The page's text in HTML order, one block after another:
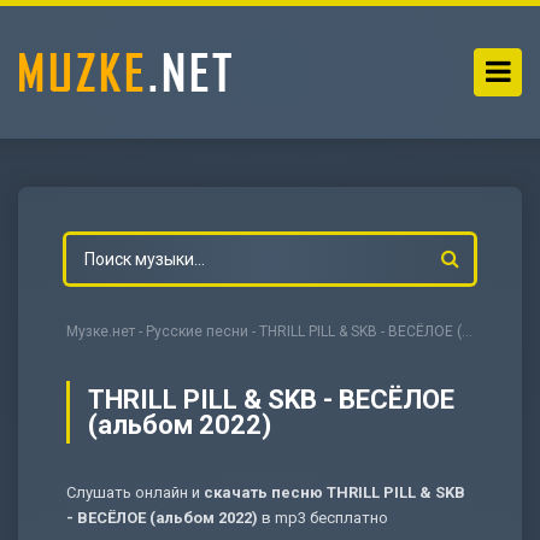
Музке.нет - Русские песни - THRILL PILL & SKB - ВЕСЁЛОЕ (альбом 2022)
THRILL PILL & SKB - ВЕСЁЛОЕ
(альбом 2022)
Слушать онлайн и скачать песню THRILL PILL & SKB
- ВЕСЁЛОЕ (альбом 2022) в mp3 бесплатно